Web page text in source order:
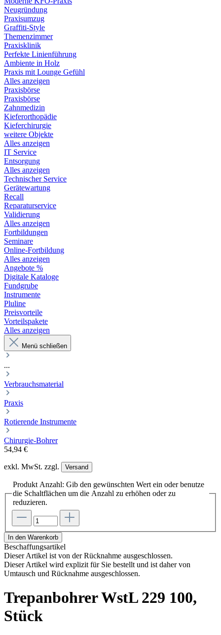
Neugründung
Praxisumzug
Graffiti-Style
Themenzimmer
Praxisklinik
Perfekte Linienführung
Ambiente in Holz
Praxis mit Lounge Gefühl
Alles anzeigen
Praxisbörse
Praxisbörse
Zahnmedizin
Kieferorthopädie
Kieferchirurgie
weitere Objekte
Alles anzeigen
IT Service
Entsorgung
Alles anzeigen
Technischer Service
Gerätewartung
Recall
Reparaturservice
Validierung
Alles anzeigen
Fortbildungen
Seminare
Online-Fortbildung
Alles anzeigen
Angebote %
Digitale Kataloge
Fundgrube
Instrumente
Pluline
Preisvorteile
Vorteilspakete
Alles anzeigen
Menü schließen
...
Verbrauchsmaterial
Praxis
Rotierende Instrumente
Chirurgie-Bohrer
54,94 €
exkl. MwSt. zzgl. Versand
Produkt Anzahl: Gib den gewünschten Wert ein oder benutze
die Schaltflächen um die Anzahl zu erhöhen oder zu
reduzieren.
In den Warenkorb
Beschaffungsartikel
Dieser Artikel ist von der Rücknahme ausgeschlossen.
Dieser Artikel wird explizit für Sie bestellt und ist daher von
Umtausch und Rücknahme ausgeschlossen.
Trepanbohrer WstL 229 100,
Stück